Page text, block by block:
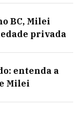
BC, Milei
privada
entenda a
Milei